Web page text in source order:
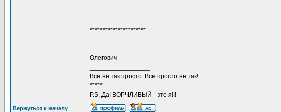
**********************
Олегович
Все не так просто. Все просто не так!
*****
P.S. Да! ВОРЧЛИВЫЙ - это я!!!
Вернуться к началу